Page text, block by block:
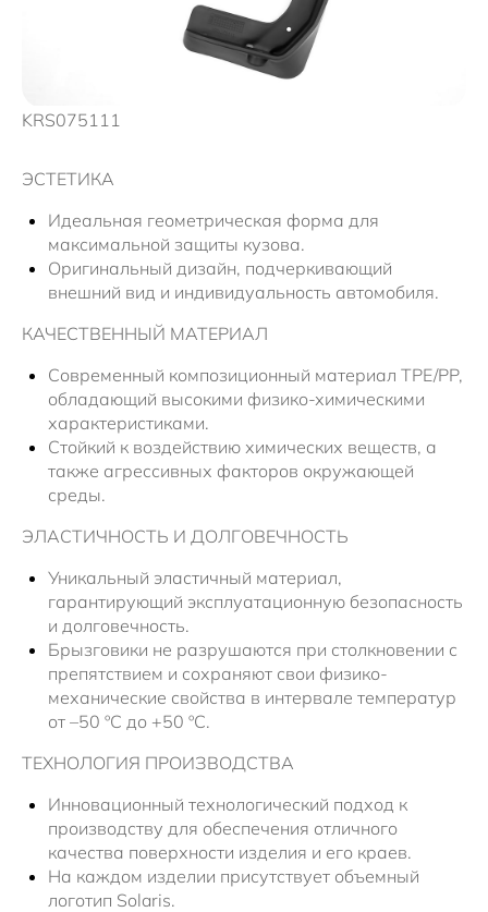
Новости
KRS075111
ЭСТЕТИКА
Идеальная геометрическая форма для
максимальной защиты кузова.
Оригинальный дизайн, подчеркивающий
внешний вид и индивидуальность автомобиля.
КАЧЕСТВЕННЫЙ МАТЕРИАЛ
Современный композиционный материал TPE/PP,
обладающий высокими физико-химическими
характеристиками.
Стойкий к воздействию химических веществ, а
также агрессивных факторов окружающей
среды.
ЭЛАСТИЧНОСТЬ И ДОЛГОВЕЧНОСТЬ
Уникальный эластичный материал,
гарантирующий эксплуатационную безопасность
и долговечность.
Брызговики не разрушаются при столкновении с
препятствием и сохраняют свои физико-
механические свойства в интервале температур
от –50 ºC до +50 ºС.
ТЕХНОЛОГИЯ ПРОИЗВОДСТВА
Инновационный технологический подход к
производству для обеспечения отличного
качества поверхности изделия и его краев.
На каждом изделии присутствует объемный
логотип Solaris.